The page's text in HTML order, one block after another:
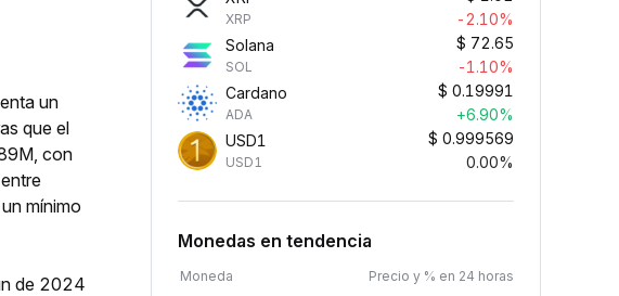
un
que el
con
mínimo
de 2024
XRP
-2.10%
Solana
SOL
$ 72.65
-1.10%
Cardano
ADA
$ 0.19991
+6.90%
USD1
USD1
$ 0.999569
0.00%
Monedas en tendencia
Moneda Precio y % en 24 horas